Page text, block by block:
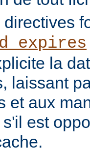
la
laissant
et aux
est